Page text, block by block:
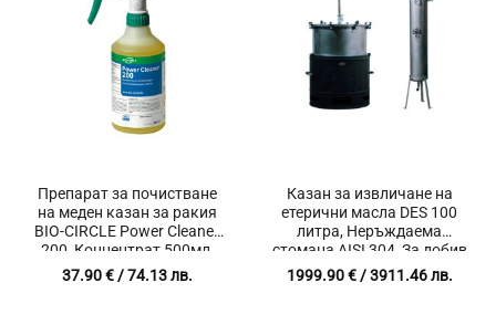
Препарат за почистване
на меден казан за ракия
BIO-CIRCLE Power Cleaner
200, Концентрат 500мл,
Разреждане до 1:40,
Подходящ за мед,
37.90€/ 74.13 лв.
Казан за извличане на
етерични масла DES 100
литра, Неръждаема
стомана AISI 304, За добив
на масла и вода от
лавандула, роза, мента,
1999.90€/ 3911.46 лв.